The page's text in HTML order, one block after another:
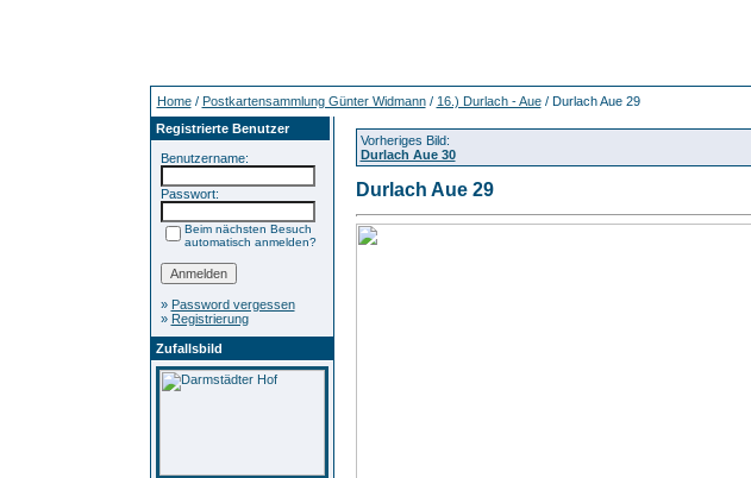
Home/ Postkartensammlung Günter Widmann/ 16.) Durlach - Aue/ Durlach Aue 29
Registrierte Benutzer
Benutzername:
Passwort:
Beim nächsten Besuch
automatisch anmelden?
» Password vergessen
» Registrierung
Zufallsbild
Vorheriges Bild:
Durlach Aue 30
Durlach Aue 29